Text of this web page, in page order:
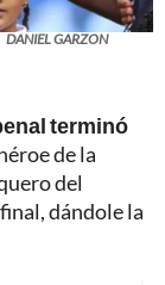
DANIEL GARZON
terminó
de la
del
dándole la